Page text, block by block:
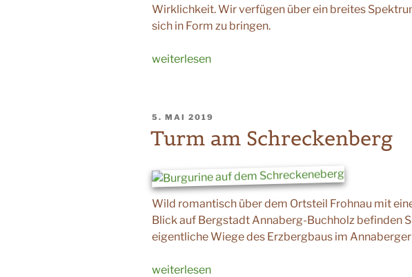
Wirklichkeit. Wir verfügen über ein breites
sich in Form zu bringen.
„Aktivurlaub“
weiterlesen
VERÖFFENTLICHT
5. MAI 2019
Turm am Schreckenberg
Wild romantisch über dem Ortsteil Frohnau mit
Blick auf Bergstadt Annaberg-Buchholz befinden
eigentliche Wiege des Erzbergbaus im Annaberger
„Turm
weiterlesen